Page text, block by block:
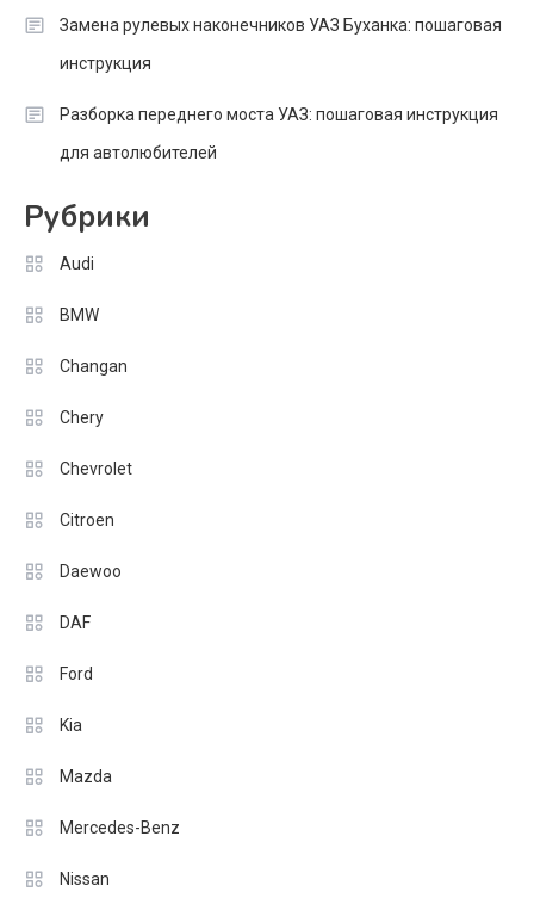
Замена рулевых наконечников УАЗ Буханка: пошаговая
инструкция
Разборка переднего моста УАЗ: пошаговая инструкция
для автолюбителей
Рубрики
Audi
BMW
Changan
Chery
Chevrolet
Citroen
Daewoo
DAF
Ford
Kia
Mazda
Mercedes-Benz
Nissan